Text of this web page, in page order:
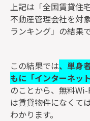
上記は「全国賃貸住
不動産管理会社を対
ランキング」の結果で
この結果では、単身
もに「インターネッ
のことから、無料
は賃貸物件になくて
わかります。